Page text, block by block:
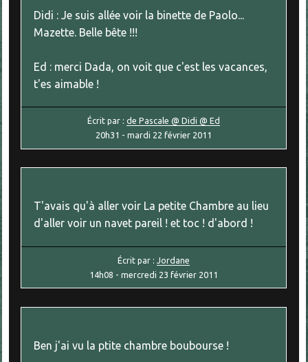
Didi : Je suis allée voir la binette de Paolo...
Mazette. Belle bête !!!
Ed : merci Dada, on voit que c'est les vacances,
t'es aimable !
Écrit par :de Pascale @ Didi @ Ed
20h31 -mardi 22 février 2011
T'avais qu'à aller voir La petite Chambre au lieu
d'aller voir un navet pareil ! et toc ! d'abord !
Écrit par : Jordane
14h08 -mercredi 23 février 2011
Ben j'ai vu la ptite chambre boubourse !